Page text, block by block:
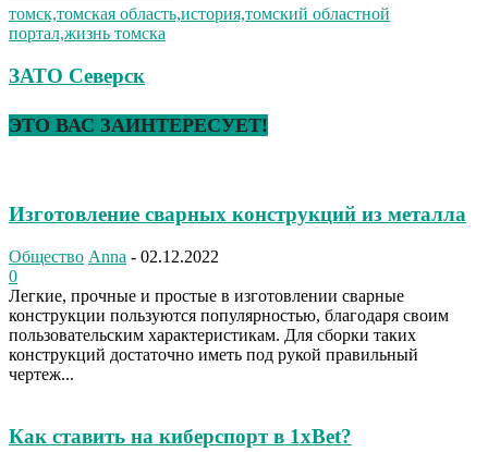
томск,томская область,история,томский областной
портал,жизнь томска
ЗАТО Северск
ЭТО ВАС ЗАИНТЕРЕСУЕТ!
Изготовление сварных конструкций из металла
Общество Anna - 02.12.2022
0
Легкие, прочные и простые в изготовлении сварные
конструкции пользуются популярностью, благодаря своим
пользовательским характеристикам. Для сборки таких
конструкций достаточно иметь под рукой правильный
чертеж...
Как ставить на киберспорт в 1xBet?